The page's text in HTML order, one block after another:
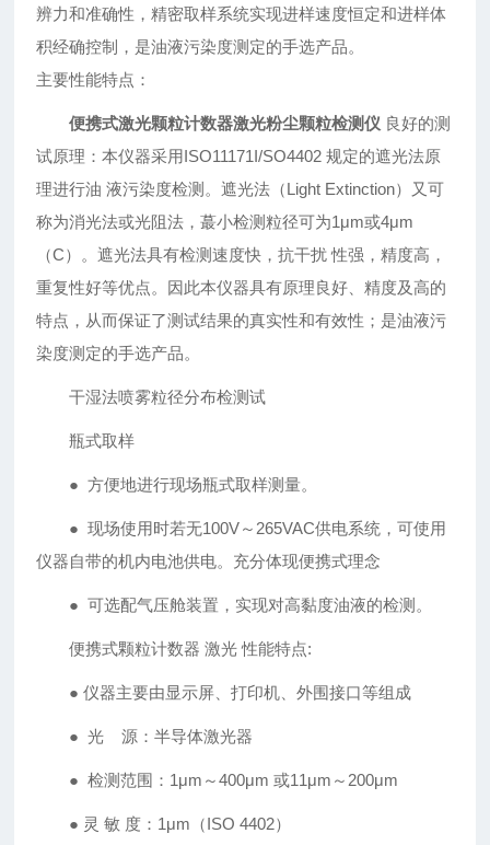
辨力和准确性，精密取样系统实现进样速度恒定和进样体
积经确控制，是油液污染度测定的手选产品。
主要性能特点：
便携式激光颗粒计数器激光粉尘颗粒检测仪 良好的测
试原理：本仪器采用ISO11171I/SO4402 规定的遮光法原
理进行油 液污染度检测。遮光法（Light Extinction）又可
称为消光法或光阻法，蕞小检测粒径可为1μm或4μm
（C）。遮光法具有检测速度快，抗干扰 性强，精度高，
重复性好等优点。因此本仪器具有原理良好、精度及高的
特点，从而保证了测试结果的真实性和有效性；是油液污
染度测定的手选产品。
干湿法喷雾粒径分布检测试
瓶式取样
● 方便地进行现场瓶式取样测量。
● 现场使用时若无100V～265VAC供电系统，可使用
仪器自带的机内电池供电。充分体现便携式理念
● 可选配气压舱装置，实现对高黏度油液的检测。
便携式颗粒计数器 激光 性能特点:
● 仪器主要由显示屏、打印机、外围接口等组成
● 光 源：半导体激光器
● 检测范围：1μm～400μm 或11μm～200μm
● 灵 敏 度：1μm（ISO 4402）